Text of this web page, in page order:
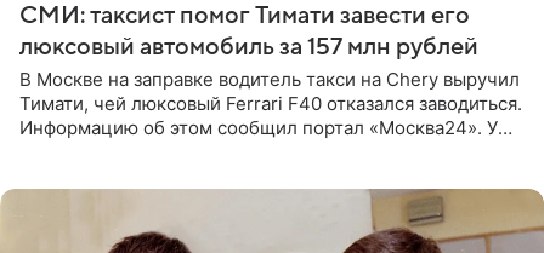
СМИ: таксист помог Тимати завести его
люксовый автомобиль за 157 млн рублей
В Москве на заправке водитель такси на Chery выручил
Тимати, чей люксовый Ferrari F40 отказался заводиться.
Информацию об этом сообщил портал «Москва24». У